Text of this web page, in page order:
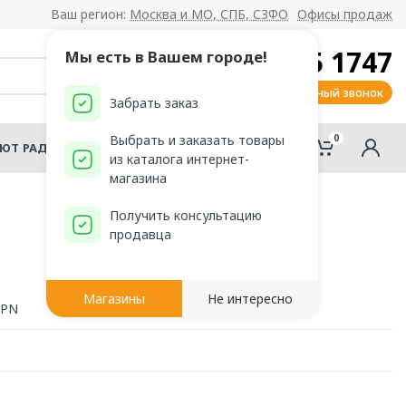
Ваш регион: Москва и МО, СПБ, СЗФО Офисы продаж
8 800 555 1747
Заказать обратный звонок
РАДОМИР?
0
Мы есть в Вашем городе!
Забрать заказ
Выбрать и заказать товары
из каталога интернет-
магазина
Получить консультацию
продавца
Магазины Не интересно